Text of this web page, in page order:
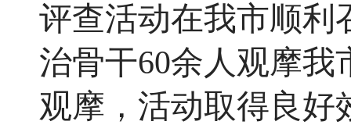
评查活动在我市顺利
治骨干60余人观摩我
观摩，活动取得良好